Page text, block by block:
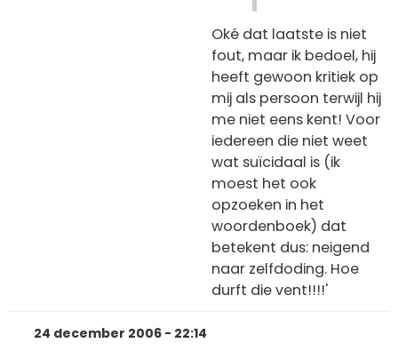
Oké dat laatste is niet
fout, maar ik bedoel, hij
heeft gewoon kritiek op
mij als persoon terwijl hij
me niet eens kent! Voor
iedereen die niet weet
wat suïcidaal is (ik
moest het ook
opzoeken in het
woordenboek) dat
betekent dus: neigend
naar zelfdoding. Hoe
durft die vent!!!!'
24 december 2006 - 22:14